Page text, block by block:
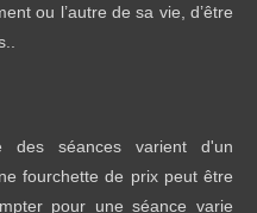
ou l’autre de sa vie, d’être
séances varient d'un
fourchette de prix peut être
pour une séance varie